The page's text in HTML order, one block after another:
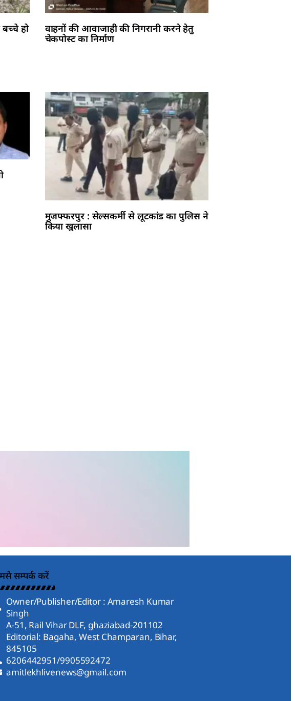
हो
वाहनों की आवाजाही की निगरानी करने हेतु
चेकपोस्ट का निर्माण
मुजफ्फरपुर : सेल्सकर्मी से लूटकांड का पुलिस ने
किया खुलासा
सम्पर्क करें
Owner/Publisher/Editor : Amaresh Kumar
Singh
A-51, Rail Vihar DLF, ghaziabad-201102
Editorial: Bagaha, West Champaran, Bihar,
845105
6206442951/9905592472
amitlekhlivenews@gmail.com